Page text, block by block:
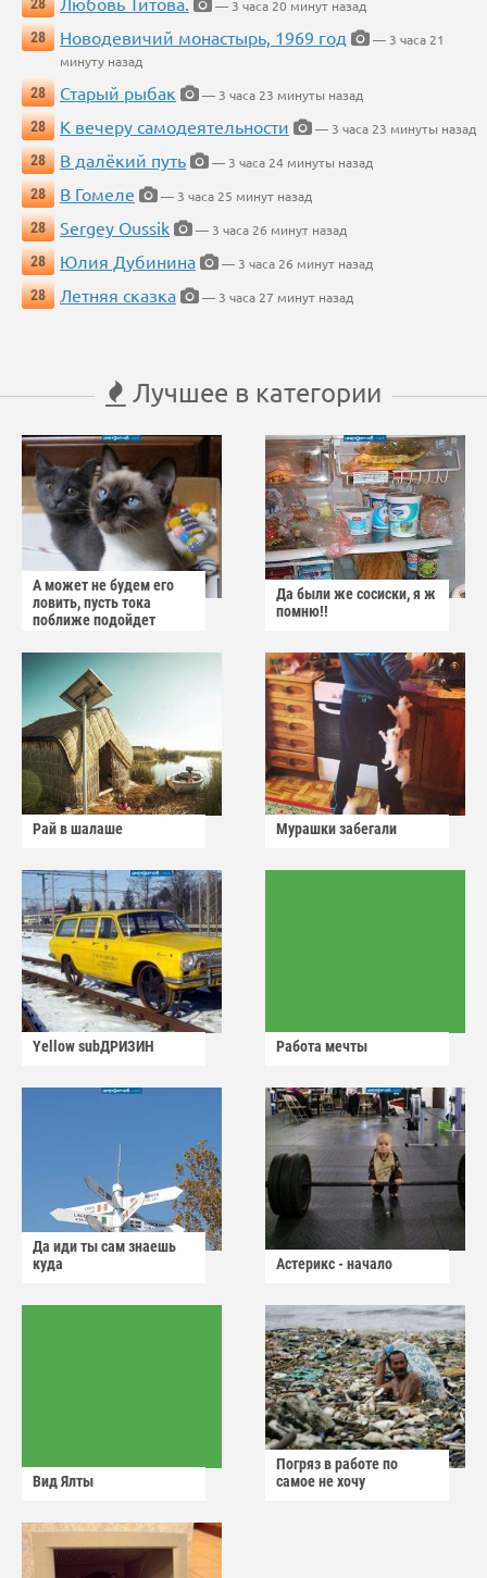
28
— 3 часа 20 минут назад
28
Новодевичий монастырь, 1969 год
— 3 часа 21
минуту назад
28
Старый рыбак
— 3 часа 23 минуты назад
28
К вечеру самодеятельности
— 3 часа 23 минуты назад
28
В далёкий путь
— 3 часа 24 минуты назад
28
В Гомеле
— 3 часа 25 минут назад
28
Sergey Oussik
— 3 часа 26 минут назад
28
Юлия Дубинина
— 3 часа 26 минут назад
28
Летняя сказка — 3 часа 27 минут назад
Лучшее в категории
А может не будем его
ловить, пусть тока
поближе подойдет
Да были же сосиски, я ж
помню!!
Рай в шалаше Мурашки забегали
Yellow subДРИЗИН Работа мечты
Да иди ты сам знаешь
куда
Астерикс - начало
Вид Ялты
Погряз в работе по
самое не хочу